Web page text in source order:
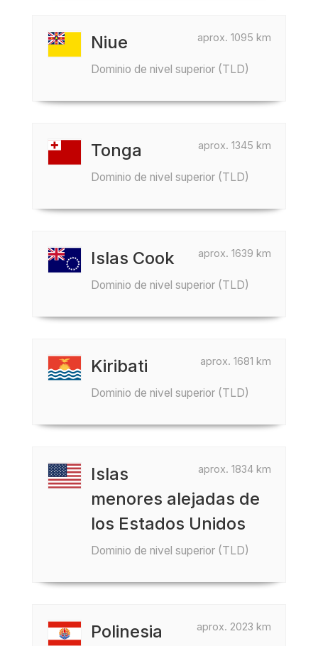
aprox. 1095 km
Niue
Dominio de nivel superior (TLD)
aprox. 1345 km
Tonga
Dominio de nivel superior (TLD)
aprox. 1639 km
Islas Cook
Dominio de nivel superior (TLD)
aprox. 1681 km
Kiribati
Dominio de nivel superior (TLD)
aprox. 1834 km
Islas
menores alejadas de
los Estados Unidos
Dominio de nivel superior (TLD)
aprox. 2023 km
Polinesia